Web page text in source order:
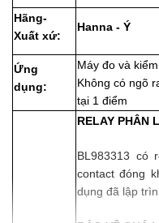
Hãng-
Xuất xứ:
Hanna - Ý
Ứng
dụng:
Máy đo và
Không có ngõ
tại 1 điểm
RELAY PHÂN
BL983313 có
contact đóng
dụng đã lập